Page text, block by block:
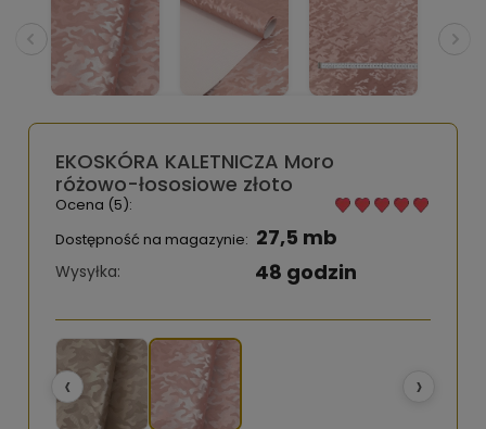
EKOSKÓRA KALETNICZA Moro
różowo-łososiowe złoto
Ocena (5):
Dostępność na magazynie: 27,5 mb
Wysyłka: 48 godzin
‹ ›